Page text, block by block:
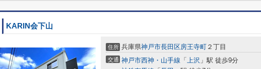
KARIN会下山
住所 兵庫県神戸市長田区房王寺町 ２丁目
交通 神戸市西神・山手線 「 上沢 」駅 徒歩9分